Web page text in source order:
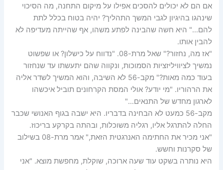
אם הם לא יכולים להסכים אפילו על מיקום התחנה, מה הסיכוי
שינהגו בהיגיון לגבי המשך התהליך? יהיה בטוח בכלל לתת
להם…" היא חשה שהבינה לפתע משהו, אף שהייתה מעדיפה לא
להבין אותו.
"אז מה, נחזור?" שאל מרת-08. "נדווח על כישלון? או שפשוט
נמשיך לציוויליזציות הסמוכות, ונקווה שהם יתעשתו עד שנחזור
בעוד כמה מאות?" מקב-56 לא השיבה, והוא המשיך לשדר אליה
את הרהוריו. "מי יודע? אולי המסת הקרחונים תוביל איכשהו
לארגון מחדש של התנאים…"
מקב-56 כמעט לא הבחינה בדבריו. היא ישבה בגוף האנושי שכבר
החלה להתרגל אליו, רגליה משוכלות, ובהתה בקרקע בריכוז.
"אני מכיר את החתימה האנרגטית הזאת," אמר מרת-08 בשילוב
של סקרנות וחשש.
היא נותרה בשקט עוד שעה ארוכה, שוקלת, מחפשת מוצא. "אני